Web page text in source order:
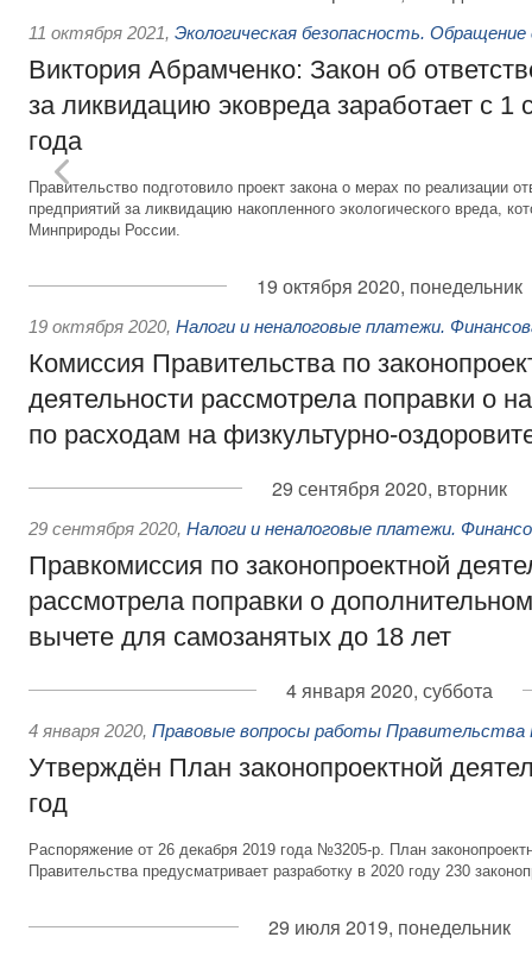
11 октября 2021, Экологическая безопасность.
Виктория Абрамченко: Закон об
за ликвидацию эковреда заработает с 1
года
Правительство подготовило проект закона о мерах по реализации
предприятий за ликвидацию накопленного экологического вреда,
Минприроды России.
19 октября 2020, понедельник
19 октября 2020, Налоги и неналоговые платежи.
Комиссия Правительства по
деятельности рассмотрела поправки о
по расходам на физкультурно-
29 сентября 2020, вторник
29 сентября 2020, Налоги и неналоговые платежи.
Правкомиссия по законопроектной
рассмотрела поправки о
вычете для самозанятых до 18 лет
4 января 2020, суббота
4 января 2020, Правовые вопросы работы Правительства
Утверждён План законопроектной
год
Распоряжение от 26 декабря 2019 года №3205-р. План
Правительства предусматривает разработку в 2020 году 230
29 июля 2019, понедельник